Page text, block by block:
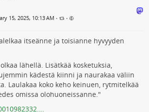
15, 2025, 10:13 AM • •
itseänne ja toisianne hyvyyden
lähellä. Lisätkää kosketuksia,
kädestä kiinni ja naurakaa väliin
Laulakaa koko keho keinuen, rytmitelkää
omissa olohuoneissanne."